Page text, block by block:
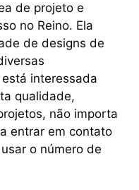
de projeto e
no Reino. Ela
de designs de
interessada
qualidade,
não importa
entrar em contato
o número de